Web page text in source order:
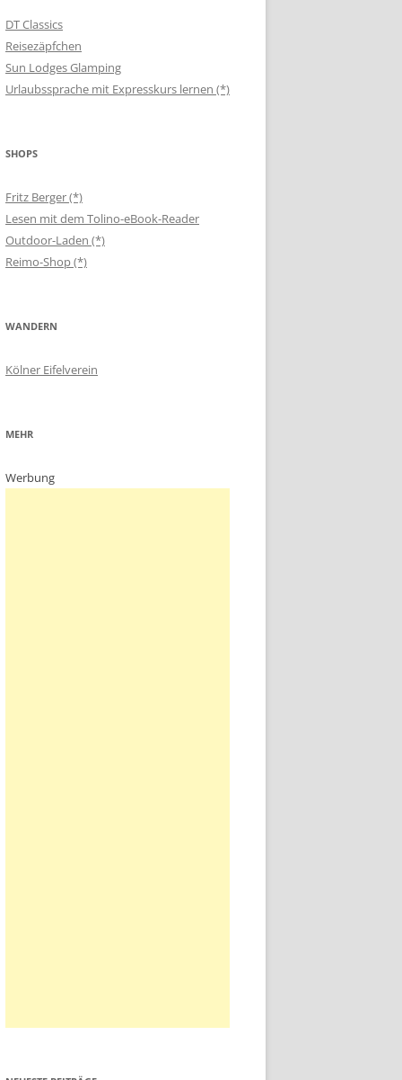
DT Classics
Reisezäpfchen
Sun Lodges Glamping
Urlaubssprache mit Expresskurs lernen (*)
SHOPS
Fritz Berger (*)
Lesen mit dem Tolino-eBook-Reader
Outdoor-Laden (*)
Reimo-Shop (*)
WANDERN
Kölner Eifelverein
MEHR
Werbung